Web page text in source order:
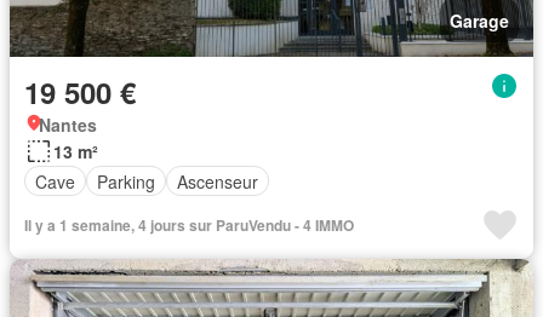
Garage
19 500 €
Nantes
13 m²
Cave
Parking Ascenseur
Il y a 1 semaine, 4 jours sur ParuVendu - 4 IMMO